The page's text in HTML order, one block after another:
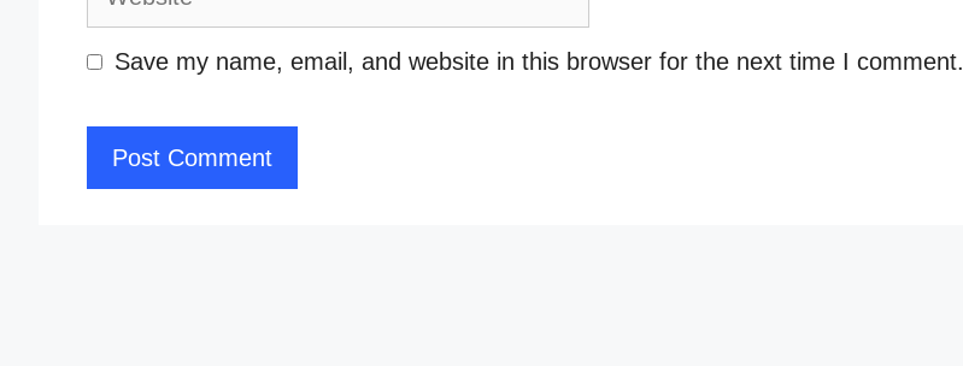
Save my name, email, and website in this browser for the next time I comment.